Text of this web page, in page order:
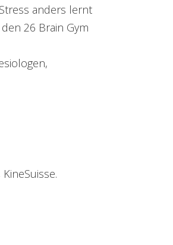
anders lernt
26 Brain Gym